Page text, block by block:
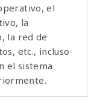
el
la
la red de
etc., incluso
el sistema